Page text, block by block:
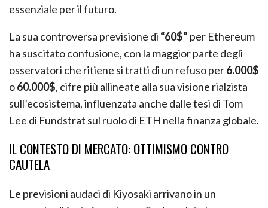
essenziale per il futuro.
La sua controversa previsione di “60$” per Ethereum
ha suscitato confusione, con la maggior parte degli
osservatori che ritiene si tratti di un refuso per6.000$
o60.000$, cifre più allineate alla sua visione rialzista
sull’ecosistema, influenzata anche dalle tesi di Tom
Lee di Fundstrat sul ruolo di ETH nella finanza globale.
IL CONTESTO DI MERCATO: OTTIMISMO CONTRO
CAUTELA
Le previsioni audaci di Kiyosaki arrivano in un